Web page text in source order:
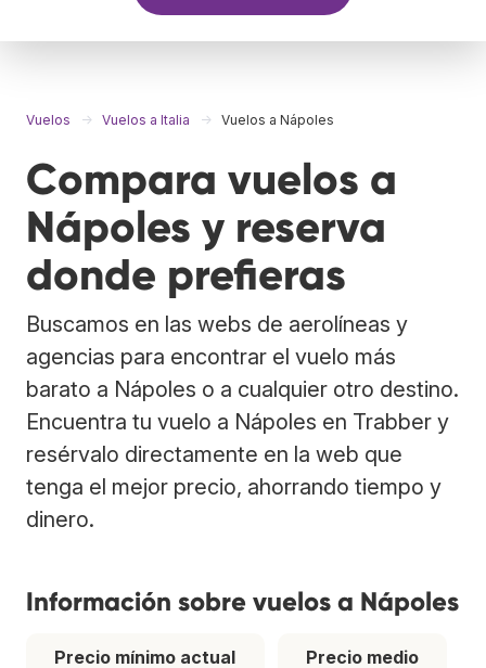
Vuelos Vuelos a Italia Vuelos a Nápoles
Compara vuelos a
Nápoles y reserva
donde prefieras
Buscamos en las webs de aerolíneas y
agencias para encontrar el vuelo más
barato a Nápoles o a cualquier otro destino.
Encuentra tu vuelo a Nápoles en Trabber y
resérvalo directamente en la web que
tenga el mejor precio, ahorrando tiempo y
dinero.
Información sobre vuelos a Nápoles
Precio mínimo actual
Precio medio